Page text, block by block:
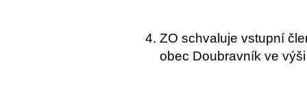
ZO schvaluje vstupní
obec Doubravník ve